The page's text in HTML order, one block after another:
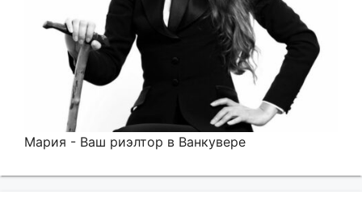
Мария - Ваш риэлтор в Ванкувере